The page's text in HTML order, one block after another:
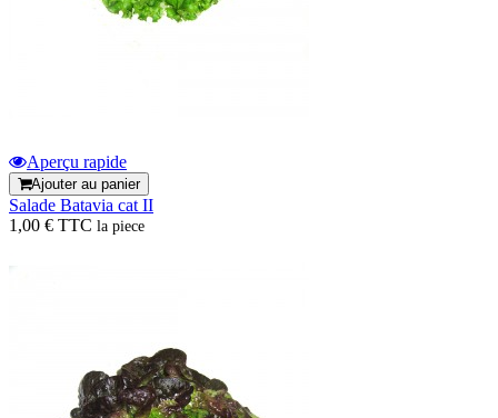
Aperçu rapide
Ajouter au panier
Salade Batavia cat II
1,00 € TTC la piece